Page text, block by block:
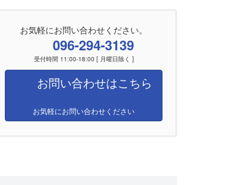
お気軽にお問い合わせください。
096-294-3139
受付時間 11:00-18:00 [ 月曜日除く ]
お問い合わせはこちら
お気軽にお問い合わせください